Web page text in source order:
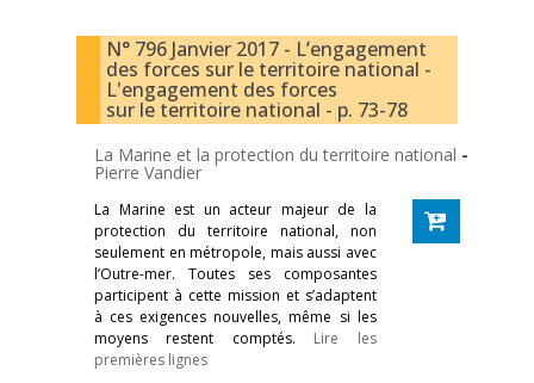
N° 796 Janvier 2017 - L’engagement
des forces sur le territoire national -
L'engagement des forces
sur le territoire national - p. 73-78
La Marine et la protection du territoire national -
Pierre Vandier
La Marine est un acteur majeur de la
protection du territoire national, non
seulement en métropole, mais aussi avec
l’Outre-mer. Toutes ses composantes
participent à cette mission et s’adaptent
à ces exigences nouvelles, même si les
moyens restent comptés. Lire les
premières lignes